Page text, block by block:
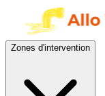
Zones d'intervention